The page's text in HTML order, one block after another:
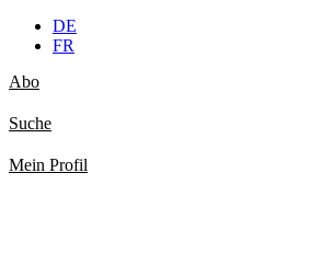
DE
FR
Abo
Suche
Mein Profil